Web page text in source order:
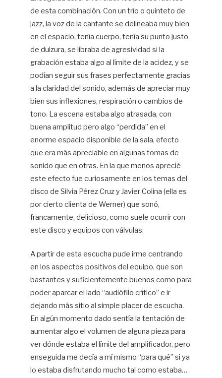
de esta combinación. Con un trío o quinteto de
jazz, la voz de la cantante se delineaba muy bien
en el espacio, tenía cuerpo, tenía su punto justo
de dulzura, se libraba de agresividad si la
grabación estaba algo al límite de la acidez, y se
podían seguir sus frases perfectamente gracias
a la claridad del sonido, además de apreciar muy
bien sus inflexiones, respiración o cambios de
tono. La escena estaba algo atrasada, con
buena amplitud pero algo “perdida” en el
enorme espacio disponible de la sala, efecto
que era más apreciable en algunas tomas de
sonido que en otras. En la que menos aprecié
este efecto fue curiosamente en los temas del
disco de Silvia Pérez Cruz y Javier Colina (ella es
por cierto clienta de Werner) que sonó,
francamente, delicioso, como suele ocurrir con
este disco y equipos con válvulas.
A partir de esta escucha pude irme centrando
en los aspectos positivos del equipo, que son
bastantes y suficientemente buenos como para
poder aparcar el lado “audiófilo crítico” e ir
dejando más sitio al simple placer de escucha.
En algún momento dado sentía la tentación de
aumentar algo el volumen de alguna pieza para
ver dónde estaba el límite del amplificador, pero
enseguida me decía a mí mismo “para qué” si ya
lo estaba disfrutando mucho tal como estaba…